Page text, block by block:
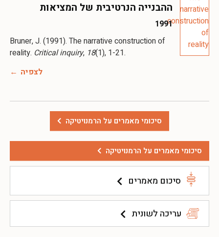
סיכומי מאמרים על הרמנויטיקה
סיכום מאמרים
עריכה לשונית
ההבנייה הנרטיבית של המציאות
1991
Bruner, J. (1991). The narrative construction of
reality. Critical inquiry, 18(1), 1-21.
לצפיה
סיכומי מאמרים על הרמנויטיקה